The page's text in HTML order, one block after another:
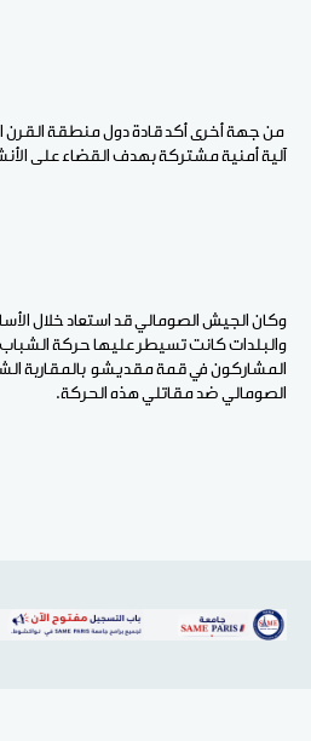
من جهة أخرى أكد قادة دول منطقة القرن
آلية أمنية مشتركة بهدف القضاء على
وكان الجيش الصومالي قد استعاد خلال
والبلدات كانت تسيطر عليها حركة
المشاركون في قمة مقديشو بالمقاربة
الصومالي ضد مقاتلي هذه الحركة.